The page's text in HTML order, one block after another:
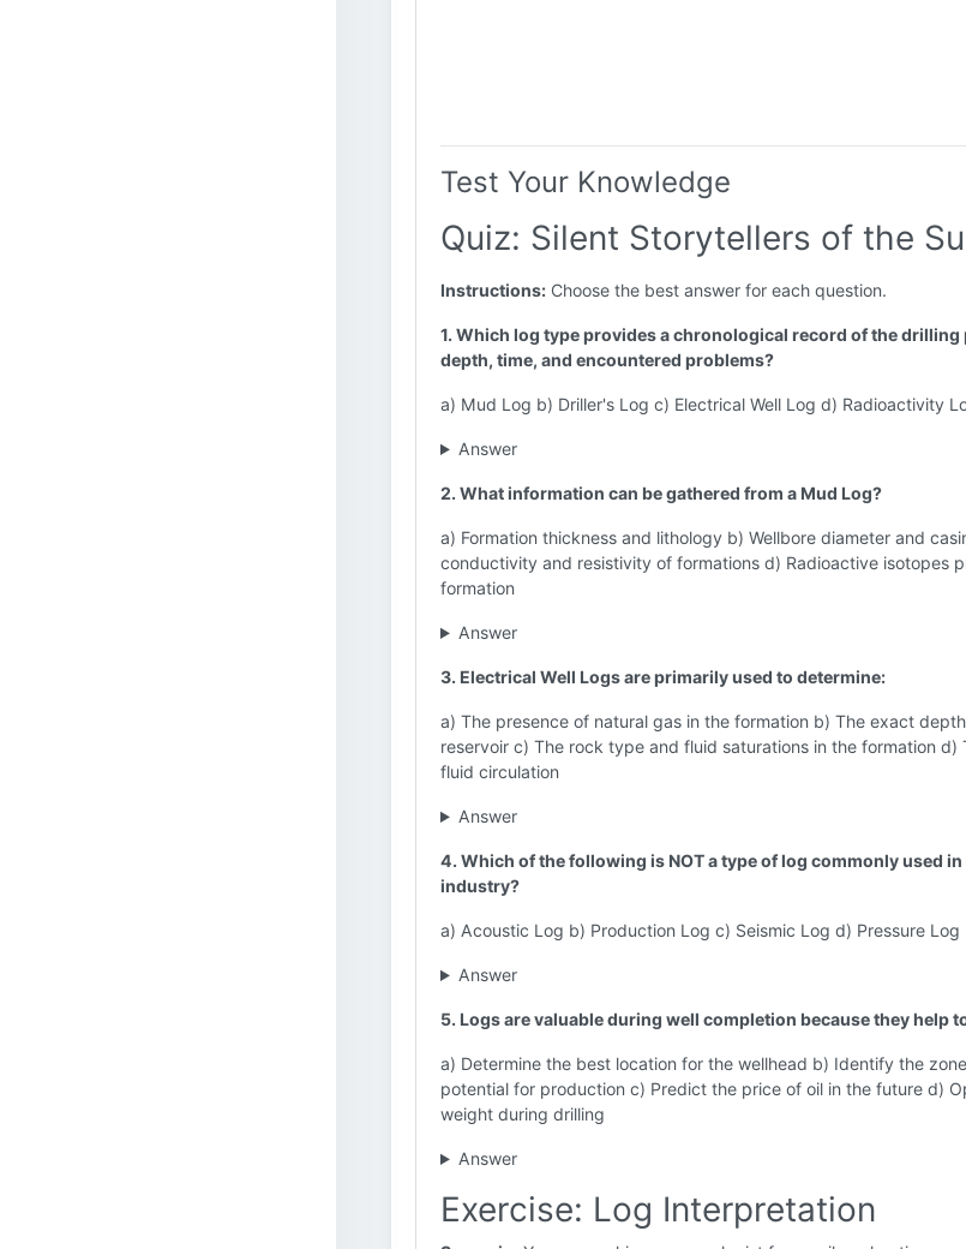
Test Your Knowledge
Quiz: Silent Storytellers of the
Instructions: Choose the best answer for each question.
1. Which log type provides a chronological record of the
depth, time, and encountered problems?
a) Mud Log b) Driller's Log c) Electrical Well Log d) Radioactivity
Answer
2. What information can be gathered from a Mud Log?
a) Formation thickness and lithology b) Wellbore diameter and
conductivity and resistivity of formations d) Radioactive isotopes
formation
Answer
3. Electrical Well Logs are primarily used to determine:
a) The presence of natural gas in the formation b) The exact
reservoir c) The rock type and fluid saturations in the formation d)
fluid circulation
Answer
4. Which of the following is NOT a type of log commonly used
industry?
a) Acoustic Log b) Production Log c) Seismic Log d) Pressure Log
Answer
5. Logs are valuable during well completion because they help
a) Determine the best location for the wellhead b) Identify the
potential for production c) Predict the price of oil in the future d)
weight during drilling
Answer
Exercise: Log Interpretation